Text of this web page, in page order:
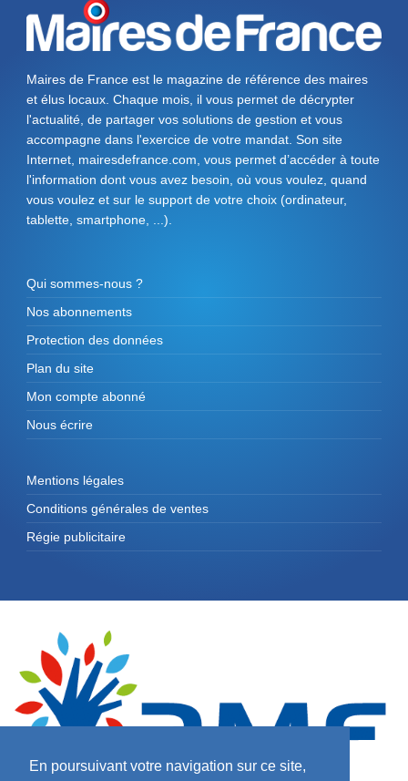
En poursuivant votre navigation sur ce site,
Maires de France est le magazine de référence des maires
et élus locaux. Chaque mois, il vous permet de décrypter
l'actualité, de partager vos solutions de gestion et vous
accompagne dans l'exercice de votre mandat. Son site
Internet, mairesdefrance.com, vous permet d’accéder à toute
l'information dont vous avez besoin, où vous voulez, quand
vous voulez et sur le support de votre choix (ordinateur,
tablette, smartphone, ...).
Qui sommes-nous ?
Nos abonnements
Protection des données
Plan du site
Mon compte abonné
Nous écrire
Mentions légales
Conditions générales de ventes
Régie publicitaire